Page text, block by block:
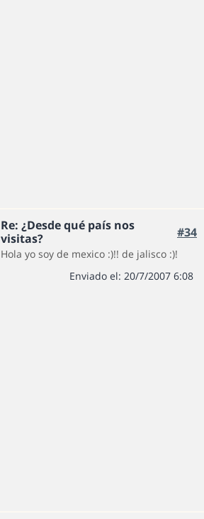
Re: ¿Desde qué país nos
visitas?
#34
Hola yo soy de mexico :)!! de jalisco :)!
Enviado el: 20/7/2007 6:08